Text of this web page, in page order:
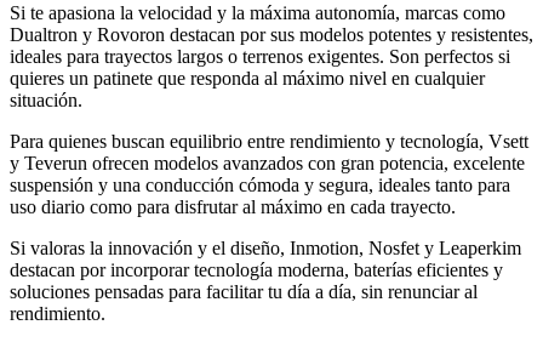
Si te apasiona la velocidad y la máxima autonomía, marcas como
Dualtron y Rovoron destacan por sus modelos potentes y resistentes,
ideales para trayectos largos o terrenos exigentes. Son perfectos si
quieres un patinete que responda al máximo nivel en cualquier
situación.
Para quienes buscan equilibrio entre rendimiento y tecnología, Vsett
y Teverun ofrecen modelos avanzados con gran potencia, excelente
suspensión y una conducción cómoda y segura, ideales tanto para
uso diario como para disfrutar al máximo en cada trayecto.
Si valoras la innovación y el diseño, Inmotion, Nosfet y Leaperkim
destacan por incorporar tecnología moderna, baterías eficientes y
soluciones pensadas para facilitar tu día a día, sin renunciar al
rendimiento.